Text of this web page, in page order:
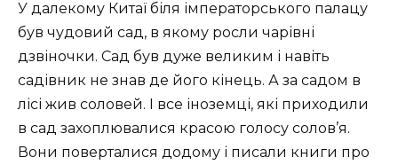
У далекому Китаї біля імператорського палацу
був чудовий сад, в якому росли чарівні
дзвіночки. Сад був дуже великим і навіть
садівник не знав де його кінець. А за садом в
лісі жив соловей. І все іноземці, які приходили
в сад захоплювалися красою голосу солов’я.
Вони поверталися додому і писали книги про